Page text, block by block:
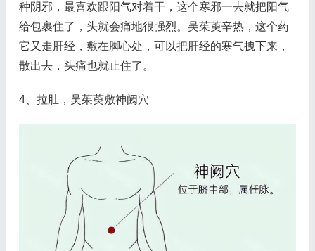
种阴邪，最喜欢跟阳气对着干，这个寒邪一去就把阳气
给包裹住了，头就会痛地很强烈。吴茱萸辛热，这个药
它又走肝经，敷在脚心处，可以把肝经的寒气拽下来，
散出去，头痛也就止住了。
4、拉肚，吴茱萸敷神阙穴